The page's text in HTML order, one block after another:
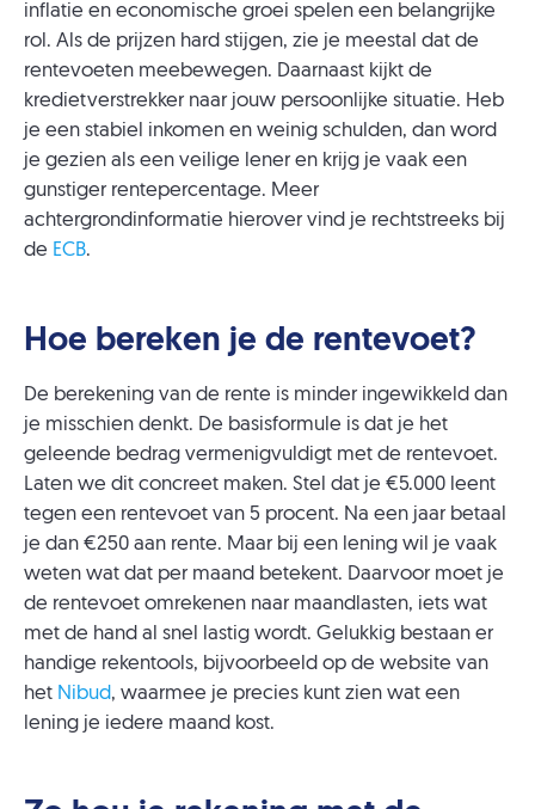
inflatie en economische groei spelen een belangrijke
rol. Als de prijzen hard stijgen, zie je meestal dat de
rentevoeten meebewegen. Daarnaast kijkt de
kredietverstrekker naar jouw persoonlijke situatie. Heb
je een stabiel inkomen en weinig schulden, dan word
je gezien als een veilige lener en krijg je vaak een
gunstiger rentepercentage. Meer
achtergrondinformatie hierover vind je rechtstreeks bij
de ECB.
Hoe bereken je de rentevoet?
De berekening van de rente is minder ingewikkeld dan
je misschien denkt. De basisformule is dat je het
geleende bedrag vermenigvuldigt met de rentevoet.
Laten we dit concreet maken. Stel dat je €5.000 leent
tegen een rentevoet van 5 procent. Na een jaar betaal
je dan €250 aan rente. Maar bij een lening wil je vaak
weten wat dat per maand betekent. Daarvoor moet je
de rentevoet omrekenen naar maandlasten, iets wat
met de hand al snel lastig wordt. Gelukkig bestaan er
handige rekentools, bijvoorbeeld op de website van
het Nibud, waarmee je precies kunt zien wat een
lening je iedere maand kost.